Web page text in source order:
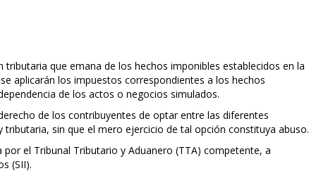
tributaria que emana de los hechos imponibles establecidos en la
aplicarán los impuestos correspondientes a los hechos
de los actos o negocios simulados.
de los contribuyentes de optar entre las diferentes
sin que el mero ejercicio de tal opción constituya abuso.
el Tribunal Tributario y Aduanero (TTA) competente, a
(SII).